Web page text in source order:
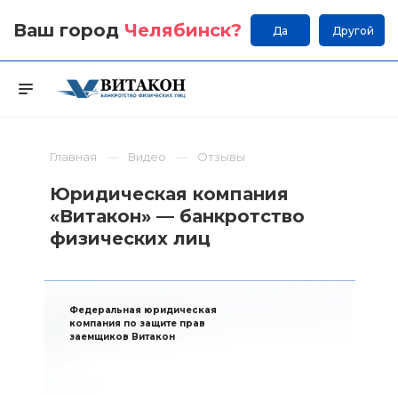
Ваш город Челябинск? Да Другой
Главная Видео Отзывы
Юридическая компания
«Витакон» — банкротство
физических лиц
Федеральная юридическая
компания по защите прав
заемщиков Витакон